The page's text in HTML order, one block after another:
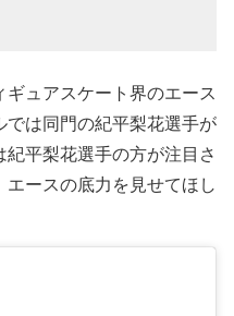
ュアスケート界のエース
は同門の紀平梨花選手が
平梨花選手の方が注目さ
ースの底力を見せてほし